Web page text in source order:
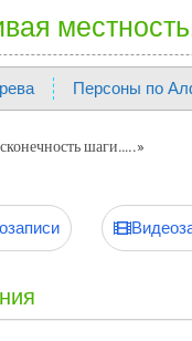
Персоны по
шаги…..»